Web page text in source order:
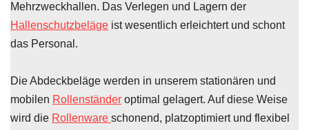
Mehrzweckhallen. Das Verlegen und Lagern der
Hallenschutzbeläge ist wesentlich erleichtert und schont
das Personal.
Die Abdeckbeläge werden in unserem stationären und
mobilen Rollenständer optimal gelagert. Auf diese Weise
wird die Rollenware schonend, platzoptimiert und flexibel